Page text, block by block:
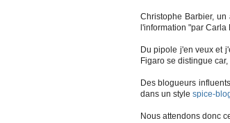
Christophe Barbier,
l'information "par
Du pipole j'en veux et
Figaro se distingue
Des blogueurs
dans un style spice-
Nous attendons donc